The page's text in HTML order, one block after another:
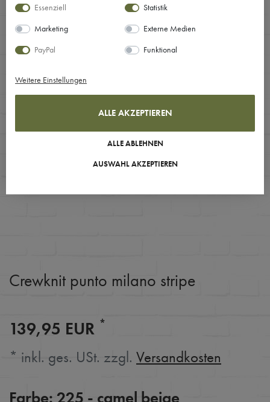
Crewknit punto milano stripe
139,95 EUR *
* inkl. ges. USt. zzgl. Versandkosten
Farbe: 225 - camel beige
Essenziell
Statistik
Marketing
Externe Medien
PayPal
Funktional
Weitere Einstellungen
ALLE AKZEPTIEREN
ALLE ABLEHNEN
AUSWAHL AKZEPTIEREN